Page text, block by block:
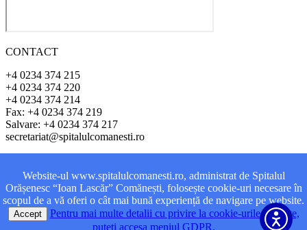
CONTACT
+4 0234 374 215
+4 0234 374 220
+4 0234 374 214
Fax: +4 0234 374 219
Salvare: +4 0234 374 217
secretariat@spitalulcomanesti.ro
ADRESA
Str. Vasile Alecsanri, Nr. 1
Oraș Comănești
Județul Bacău
Website-ul www.spitalulcomanesti.ro, administrat de Spitalul
Orășenesc “Ioan Lascăr” Comănești, folosește cookie-uri necesare în
scopul de a vă oferi o cât mai bună experiență de navigare pe website.
Accept
Pentru mai multe detalii cu privire la cookie-urile utilizate,
puteți accesa meniul GDPR.